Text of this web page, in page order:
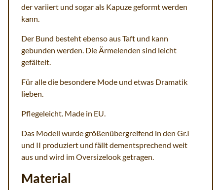
der variiert und sogar als Kapuze geformt werden
kann.
Der Bund besteht ebenso aus Taft und kann
gebunden werden. Die Ärmelenden sind leicht
gefältelt.
Für alle die besondere Mode und etwas Dramatik
lieben.
Pflegeleicht. Made in EU.
Das Modell wurde größenübergreifend in den Gr.I
und II produziert und fällt dementsprechend weit
aus und wird im Oversizelook getragen.
Material